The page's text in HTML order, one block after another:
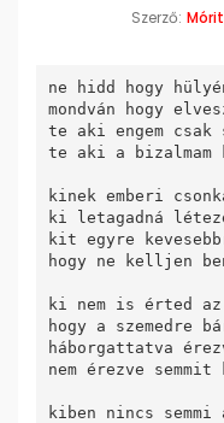
Szerző:
ne hidd hogy
mondván hogy
te aki engem csak
te aki a bizalmam
kinek emberi
ki letagadná
kit egyre
hogy ne kelljen
ki nem is érted
hogy a szemedre
háborgattatva
nem érezve semmit
kiben nincs semmi